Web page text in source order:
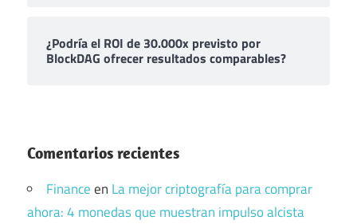
¿Podría el ROI de 30.000x previsto por
BlockDAG ofrecer resultados comparables?
Comentarios recientes
Financeen La mejor criptografía para comprar
ahora: 4 monedas que muestran impulso alcista